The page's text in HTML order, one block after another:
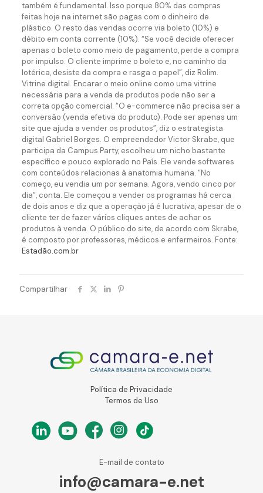
também é fundamental. Isso porque 80% das compras
feitas hoje na internet são pagas com o dinheiro de
plástico. O resto das vendas ocorre via boleto (10%) e
débito em conta corrente (10%). “Se você decide oferecer
apenas o boleto como meio de pagamento, perde a compra
por impulso. O cliente imprime o boleto e, no caminho da
lotérica, desiste da compra e rasga o papel”, diz Rolim.
Vitrine digital. Encarar o meio online como uma vitrine
necessária para a venda de produtos pode não ser a
correta opção comercial. “O e-commerce não precisa ser a
conversão (venda efetiva do produto). Pode ser apenas um
site que ajuda a vender os produtos”, diz o estrategista
digital Gabriel Borges. O empreendedor Victor Skrabe, que
participa da Campus Party, escolheu um nicho bastante
específico e pouco explorado no País. Ele vende softwares
com conteúdos relacionas à anatomia humana. “No
começo, eu vendia um por semana. Agora, vendo cinco por
dia”, conta. Ele começou a vender os programas há cerca
de dois anos e diz que a operação já é lucrativa, apesar de o
cliente ter de fazer vários cliques antes de achar os
produtos à venda. O público do site, de acordo com Skrabe,
é composto por professores, médicos e enfermeiros. Fonte:
Estadão.com.br
Compartilhar
Política de Privacidade
Termos de Uso
E-mail de contato
info@camara-e.net